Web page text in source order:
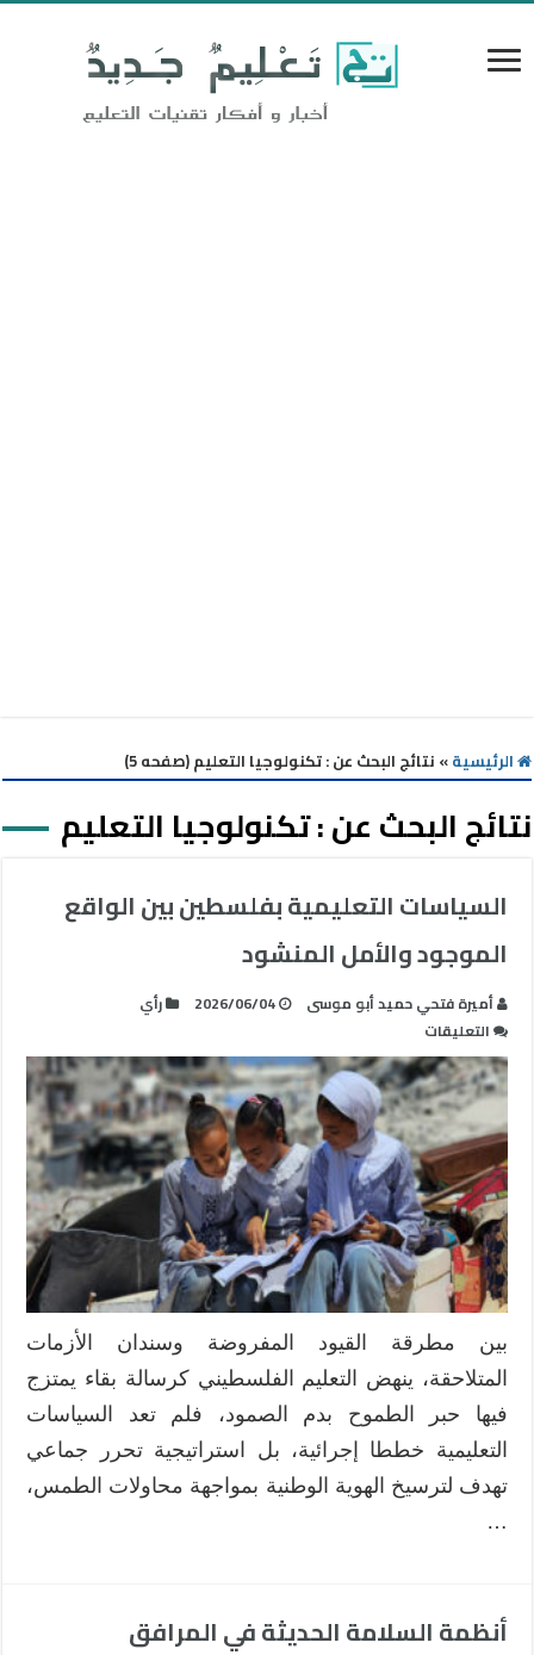
الرئيسية» نتائج البحث عن : تكنولوجيا التعليم (صفحه 5)
نتائج البحث عن :تكنولوجيا التعليم
السياسات التعليمية بفلسطين بين الواقع
الموجود والأمل المنشود
أميرة فتحي حميد أبو موسى 2026/06/04
رأي
التعليقات
السياسات
التعليمية
بفلسطين
بين
الواقع
الموجود
والأمل
المنشود
مغلقة
بين مطرقة القيود المفروضة وسندان الأزمات
المتلاحقة، ينهض التعليم الفلسطيني كرسالة بقاء يمتزج
فيها حبر الطموح بدم الصمود، فلم تعد السياسات
التعليمية خططا إجرائية، بل استراتيجية تحرر جماعي
تهدف لترسيخ الهوية الوطنية بمواجهة محاولات الطمس،
…
أنظمة السلامة الحديثة في المرافق